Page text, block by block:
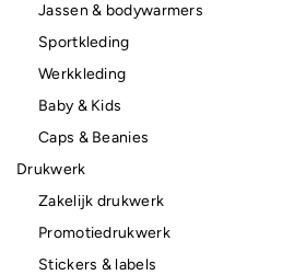
Jassen & bodywarmers
Sportkleding
Werkkleding
Baby & Kids
Caps & Beanies
Drukwerk
Zakelijk drukwerk
Promotiedrukwerk
Stickers & labels